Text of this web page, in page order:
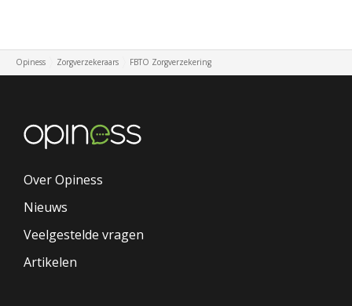
Opiness Zorgverzekeraars FBTO Zorgverzekering
Over Opiness
Nieuws
Veelgestelde vragen
Artikelen